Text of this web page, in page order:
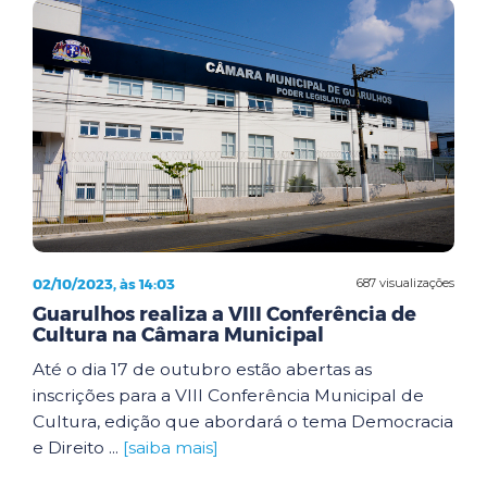
687 visualizações
02/10/2023, às 14:03
Guarulhos realiza a VIII Conferência de
Cultura na Câmara Municipal
Até o dia 17 de outubro estão abertas as
inscrições para a VIII Conferência Municipal de
Cultura, edição que abordará o tema Democracia
e Direito ... [saiba mais]